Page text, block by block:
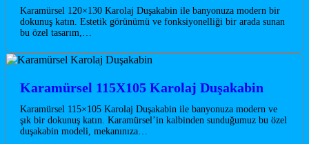
Karamürsel 120×130 Karolaj Duşakabin ile banyonuza modern bir
dokunuş katın. Estetik görünümü ve fonksiyonelliği bir arada sunan
bu özel tasarım,…
Karamürsel 115X105 Karolaj Duşakabin
Karamürsel 115×105 Karolaj Duşakabin ile banyonuza modern ve
şık bir dokunuş katın. Karamürsel’in kalbinden sunduğumuz bu özel
duşakabin modeli, mekanınıza…